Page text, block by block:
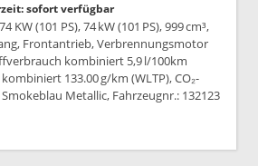
sofort verfügbar
KW (101 PS), 74 kW (101 PS), 999 cm³,
Frontantrieb, Verbrennungsmotor
kombiniert 5,9 l/100km
133.00 g/km (WLTP), CO₂-
Metallic, Fahrzeugnr.: 132123
drucken